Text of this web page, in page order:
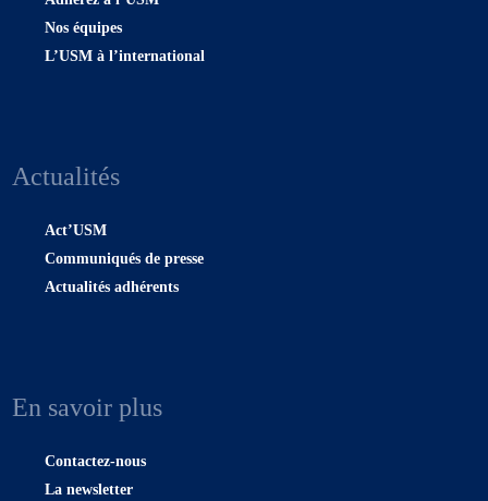
Nos équipes
L’USM à l’international
Actualités
Act’USM
Communiqués de presse
Actualités adhérents
En savoir plus
Contactez-nous
La newsletter